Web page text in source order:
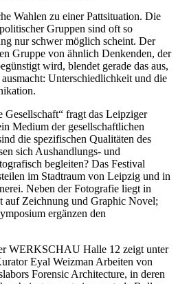
Wahlen zu einer Pattsituation. Die
Gruppen sind oft so
nur schwer möglich scheint. Der
Gruppe von ähnlich Denkenden, der
wird, blendet gerade das aus,
Unterschiedlichkeit und die
Gesellschaft“ fragt das Leipziger
Medium der gesellschaftlichen
die spezifischen Qualitäten des
sich Aushandlungs- und
begleiten? Das Festival
im Stadtraum von Leipzig und in
Neben der Fotografie liegt in
auf Zeichnung und Graphic Novel;
ergänzen den
WERKSCHAU Halle 12 zeigt unter
Eyal Weizman Arbeiten von
Forensic Architecture, in deren